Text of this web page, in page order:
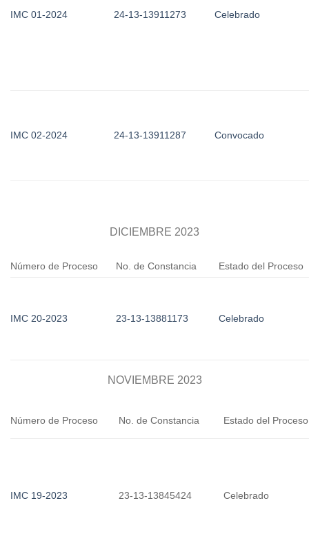
IMC 01-2024 24-13-13911273 Celebrado
IMC 02-2024 24-13-13911287 Convocado
DICIEMBRE 2023
Número de Proceso No. de Constancia Estado del Proceso
IMC 20-2023 23-13-13881173 Celebrado
NOVIEMBRE 2023
Número de Proceso No. de Constancia Estado del Proceso
IMC 19-2023 23-13-13845424 Celebrado